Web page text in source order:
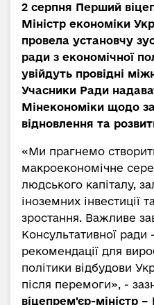
2 серпня Перший
Міністр економіки
провела установчу
ради з економічної
увійдуть провідні
Учасники Ради
Мінекономіки щодо
відновлення та
«Ми прагнемо
макроекономічне
людського капіталу,
іноземних інвестиції
зростання. Важливе
Консультативної ради
рекомендації для
політики відбудови
після перемоги», -
віцепрем'єр-міністр